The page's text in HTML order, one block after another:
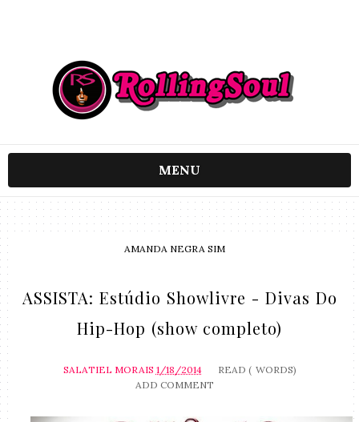
MENU
AMANDA NEGRA SIM
ASSISTA: Estúdio Showlivre - Divas Do
Hip-Hop (show completo)
SALATIEL MORAIS 1/18/2014 READ ( WORDS)
ADD COMMENT